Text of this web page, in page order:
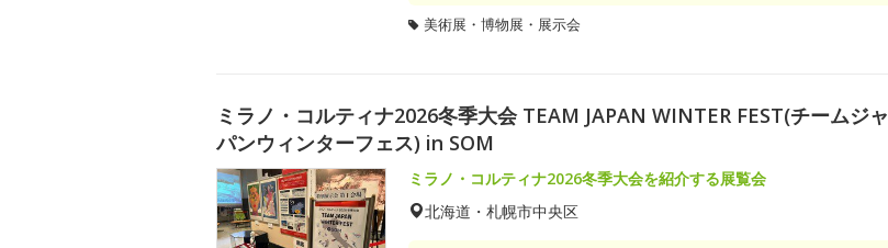
美術展・博物展・展示会
ミラノ・コルティナ2026冬季大会 TEAM JAPAN WINTER FEST(チームジャ
パンウィンターフェス) in SOM
ミラノ・コルティナ2026冬季大会を紹介する展覧会
北海道・札幌市中央区